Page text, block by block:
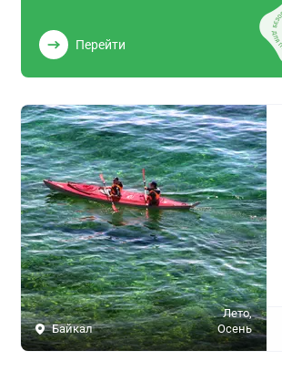
Перейти
Байкал
Лето,
Осень